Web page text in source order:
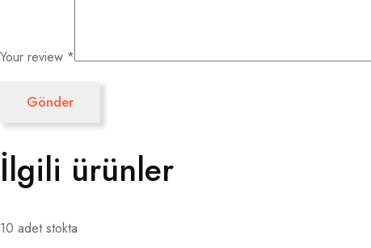
Your review *
İlgili ürünler
10 adet stokta